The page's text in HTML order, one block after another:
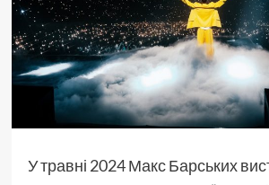
У травні 2024 Макс Барських